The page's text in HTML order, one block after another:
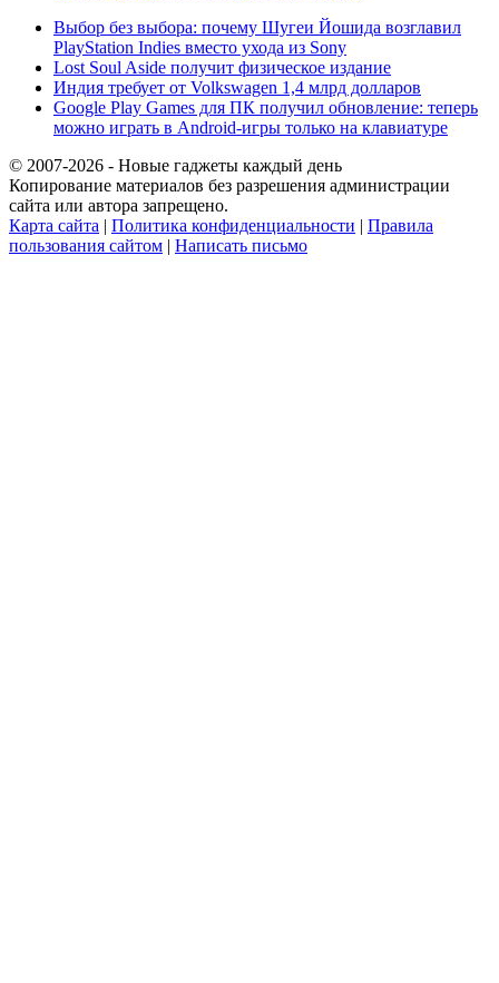
Выбор без выбора: почему Шугеи Йошида возглавил
PlayStation Indies вместо ухода из Sony
Lost Soul Aside получит физическое издание
Индия требует от Volkswagen 1,4 млрд долларов
Google Play Games для ПК получил обновление: теперь
можно играть в Android-игры только на клавиатуре
© 2007-2026 - Новые гаджеты каждый день
Копирование материалов без разрешения администрации
сайта или автора запрещено.
Карта сайта | Политика конфиденциальности | Правила
пользования сайтом | Написать письмо